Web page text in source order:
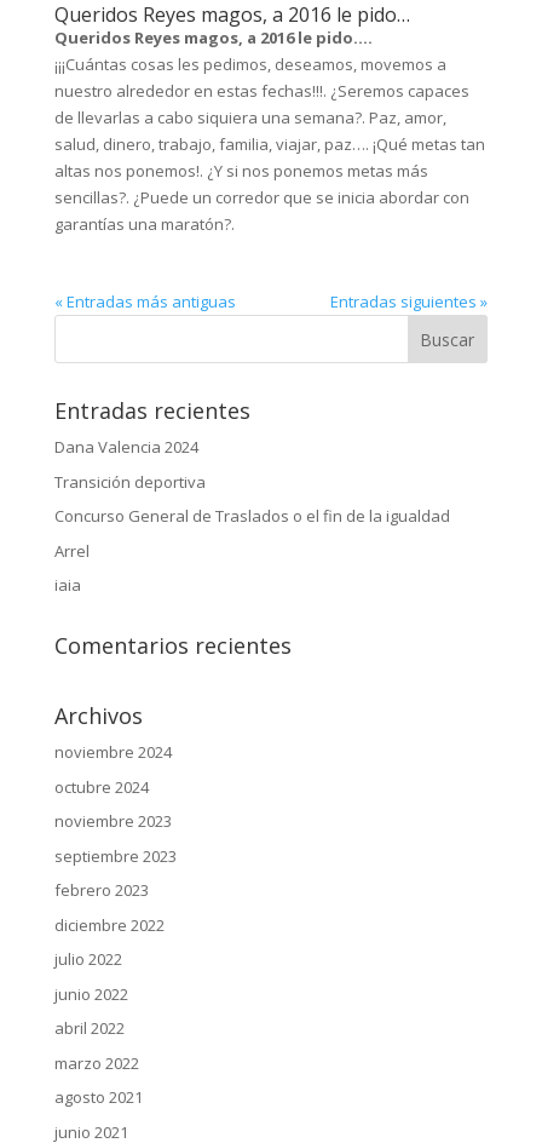
Queridos Reyes magos, a 2016 le pido…
Queridos Reyes magos, a 2016 le pido….
¡¡¡Cuántas cosas les pedimos, deseamos, movemos a
nuestro alrededor en estas fechas!!!. ¿Seremos capaces
de llevarlas a cabo siquiera una semana?. Paz, amor,
salud, dinero, trabajo, familia, viajar, paz…. ¡Qué metas tan
altas nos ponemos!. ¿Y si nos ponemos metas más
sencillas?. ¿Puede un corredor que se inicia abordar con
garantías una maratón?.
« Entradas más antiguas Entradas siguientes »
Entradas recientes
Dana Valencia 2024
Transición deportiva
Concurso General de Traslados o el fin de la igualdad
Arrel
iaia
Comentarios recientes
Archivos
noviembre 2024
octubre 2024
noviembre 2023
septiembre 2023
febrero 2023
diciembre 2022
julio 2022
junio 2022
abril 2022
marzo 2022
agosto 2021
junio 2021